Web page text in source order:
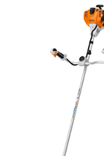
Werkplaats
Nieuws
Over ons
Vacatures